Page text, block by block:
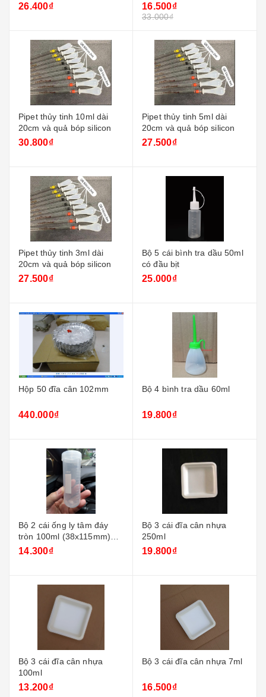
26.400₫ 16.500₫
33.000₫
Pipet thủy tinh 10ml dài
20cm và quả bóp silicon
30.800₫
Pipet thủy tinh 5ml dài
20cm và quả bóp silicon
27.500₫
Pipet thủy tinh 3ml dài
20cm và quả bóp silicon
27.500₫
Bộ 5 cái bình tra dầu 50ml
có đầu bịt
25.000₫
Hộp 50 đĩa cân 102mm
440.000₫
Bộ 4 bình tra dầu 60ml
19.800₫
Bộ 2 cái ống ly tâm đáy
tròn 100ml (38x115mm)
nắp vặn
14.300₫
Bộ 3 cái đĩa cân nhựa
250ml
19.800₫
Bộ 3 cái đĩa cân nhựa
100ml
13.200₫
Bộ 3 cái đĩa cân nhựa 7ml
16.500₫